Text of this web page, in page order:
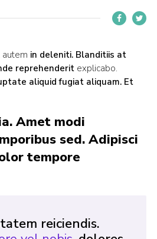
autem in deleniti. Blanditiis at
reprehenderitexplicabo.
aliquid fugiat aliquam. Et
Amet modi
sed. Adipisci
tempore
reiciendis.